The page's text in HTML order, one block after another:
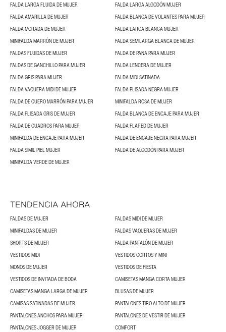
FALDA LARGA FLUIDA DE MUJER
FALDA LARGA ALGODÓN MUJER
FALDA AMARILLA DE MUJER
FALDA BLANCA DE VOLANTES PARA MUJER
FALDA MORADA DE MUJER
FALDA LARGA BLANCA MUJER
MINIFALDA MARRÓN DE MUJER
FALDA SEMILARGA BLANCA DE MUJER
FALDAS FLUIDAS DE MUJER
FALDA DE PANA PARA MUJER
FALDAS DE GANCHILLO PARA MUJER
FALDA LENCERA DE MUJER
FALDA GRIS PARA MUJER
FALDA MIDI SATINADA
FALDA VAQUERA MIDI DE MUJER
FALDA PLISADA NEGRA MUJER
FALDA DE CUERO MARRÓN PARA MUJER
MINIFALDA ROSA DE MUJER
FALDA PLISADA GRIS DE MUJER
FALDA BLANCA DE ENCAJE PARA MUJER
FALDA DE CUADROS PARA MUJER
FALDA FLARED DE MUJER
MINIFALDA DE ENCAJE PARA MUJER
FALDA DE ENCAJE NEGRA PARA MUJER
FALDA SÍMIL PIEL MUJER
FALDA DE ALGODÓN PARA MUJER
MINIFALDA VERDE DE MUJER
TENDENCIA AHORA
FALDAS DE MUJER
FALDAS MIDI DE MUJER
MINIFALDAS DE MUJER
FALDAS VAQUERAS DE MUJER
SHORTS DE MUJER
FALDA PANTALÓN DE MUJER
VESTIDOS MIDI
VESTIDOS CORTOS Y MINI
MONOS DE MUJER
VESTIDOS DE FIESTA
VESTIDOS DE INVITADA DE BODA
CAMISETAS MANGA CORTA MUJER
CAMISETAS MANGA LARGA DE MUJER
BLUSAS DE MUJER
CAMISAS SATINADAS DE MUJER
PANTALONES TIRO ALTO DE MUJER
PANTALONES ANCHOS PARA MUJER
PANTALONES DE VESTIR DE MUJER
PANTALONES JOGGER DE MUJER
COMFORT